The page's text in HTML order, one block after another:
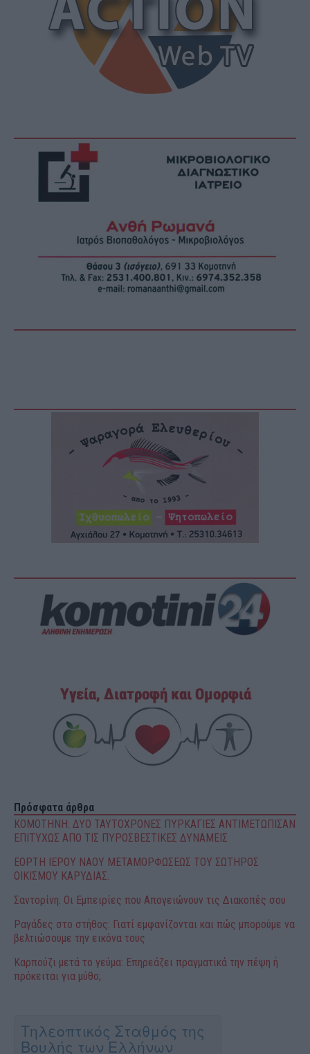
Πρόσφατα άρθρα
ΚΟΜΟΤΗΝΗ: ΔΥΟ ΤΑΥΤΟΧΡΟΝΕΣ ΠΥΡΚΑΓΙΕΣ ΑΝΤΙΜΕΤΩΠΙΣΑΝ
ΕΠΙΤΥΧΩΣ ΑΠΟ ΤΙΣ ΠΥΡΟΣΒΕΣΤΙΚΕΣ ΔΥΝΑΜΕΙΣ
ΕΟΡΤΗ ΙΕΡΟΥ ΝΑΟΥ ΜΕΤΑΜΟΡΦΩΣΕΩΣ ΤΟΥ ΣΩΤΗΡΟΣ
ΟΙΚΙΣΜΟΥ ΚΑΡΥΔΙΑΣ.
Σαντορίνη: Οι Εμπειρίες που Απογειώνουν τις Διακοπές σου
Ραγάδες στο στήθος: Γιατί εμφανίζονται και πώς μπορούμε να
βελτιώσουμε την εικόνα τους
Καρπούζι μετά το γεύμα: Επηρεάζει πραγματικά την πέψη ή
πρόκειται για μύθο;